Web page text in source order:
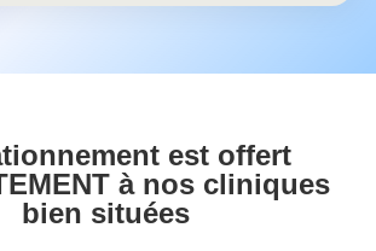
est offert
à nos cliniques
bien situées